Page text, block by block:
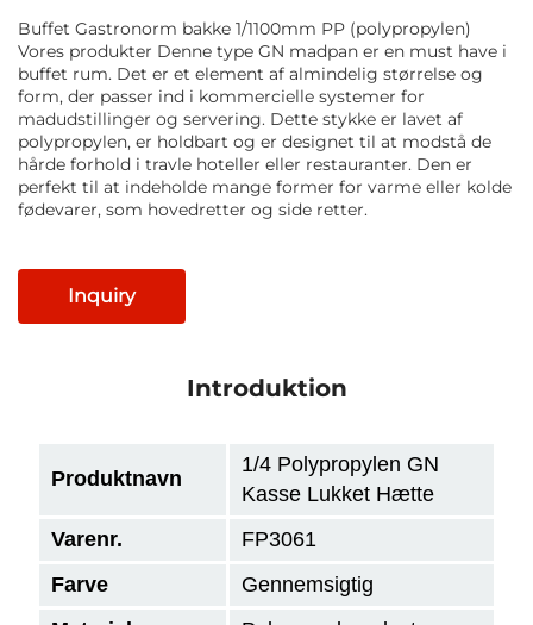
Buffet Gastronorm bakke 1/1100mm PP (polypropylen)
Vores produkter Denne type GN madpan er en must have i
buffet rum. Det er et element af almindelig størrelse og
form, der passer ind i kommercielle systemer for
madudstillinger og servering. Dette stykke er lavet af
polypropylen, er holdbart og er designet til at modstå de
hårde forhold i travle hoteller eller restauranter. Den er
perfekt til at indeholde mange former for varme eller kolde
fødevarer, som hovedretter og side retter.
Inquiry
Introduktion
Produktnavn
1/4 Polypropylen GN
Kasse Lukket Hætte
Varenr.
FP3061
Farve
Gennemsigtig